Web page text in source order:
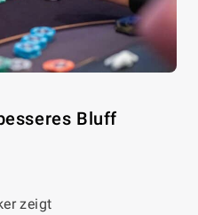
Bluff
zeigt